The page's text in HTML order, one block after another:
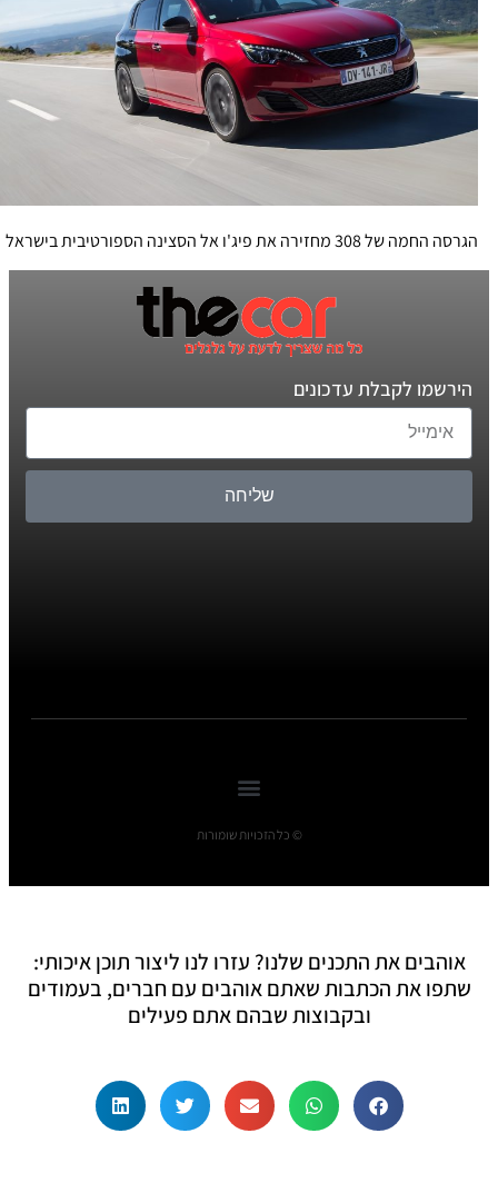
הגרסה החמה של 308 מחזירה את פיג'ו אל הסצינה הספורטיבית בישראל
הירשמו לקבלת עדכונים
שליחה
© כל הזכויות שומורות
אוהבים את התכנים שלנו? עזרו לנו ליצור תוכן איכותי:
שתפו את הכתבות שאתם אוהבים עם חברים, בעמודים
ובקבוצות שבהם אתם פעילים